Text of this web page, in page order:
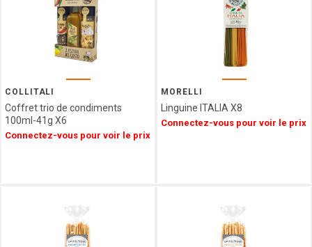
COLLITALI
Coffret trio de condiments
100ml-41g X6
Connectez-vous pour voir le prix
MORELLI
Linguine ITALIA X8
Connectez-vous pour voir le prix